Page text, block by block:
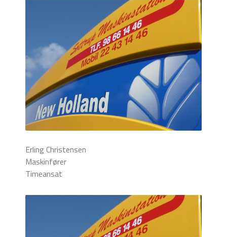
Erling Christensen
Maskinfører
Timeansat